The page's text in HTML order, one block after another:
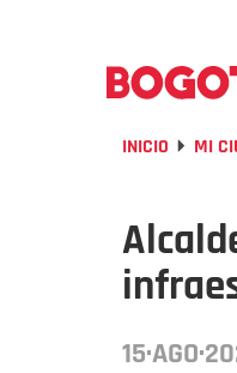
INICIO MI